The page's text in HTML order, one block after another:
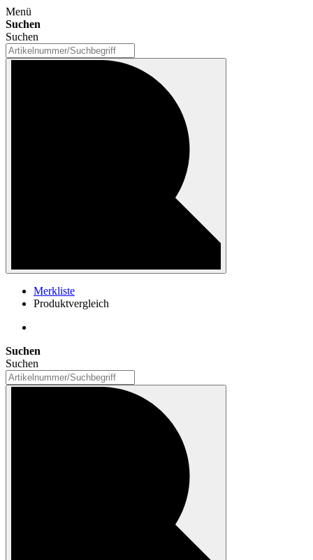
Menü
Suchen
Suchen
Merkliste
Produktvergleich
Suchen
Suchen